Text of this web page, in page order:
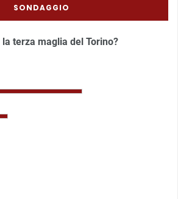
SONDAGGIO
la terza maglia del Torino?